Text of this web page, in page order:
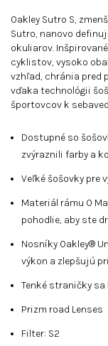
Oakley Sutro S,
Sutro, nanovo
okuliarov.
cyklistov, vysoko
vzhľad, chránia pred
vďaka technológii
športovcov k
Dostupné so
zvýraznili farby a
Veľké šošovky pre
Materiál rámu O
pohodlie, aby ste
Nosníky Oakley®
výkon a zlepšujú
Tenké straničky
Prizm road Lenses
Filter: S2